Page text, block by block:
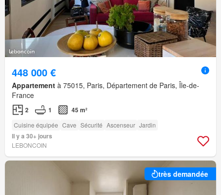
448 000 €
Appartement à 75015, Paris, Département de Paris, Île-de-
France
2 1 45 m²
Cuisine équipée Cave Sécurité Ascenseur Jardin
Il y a 30+ jours
LEBONCOIN
très demandée